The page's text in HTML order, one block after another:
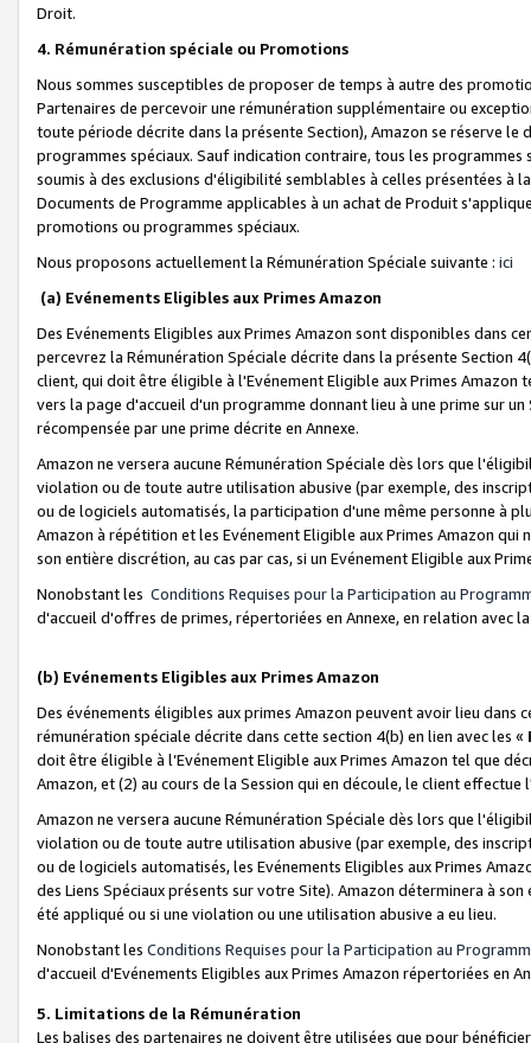
Droit.
4. Rémunération spéciale ou Promotions
Nous sommes susceptibles de proposer de temps à autre des
Partenaires de percevoir une rémunération supplémentaire ou
toute période décrite dans la présente Section), Amazon se réserve
programmes spéciaux. Sauf indication contraire, tous les
soumis à des exclusions d'éligibilité semblables à celles présentées à
Documents de Programme applicables à un achat de Produit
promotions ou programmes spéciaux.
Nous proposons actuellement la Rémunération Spéciale suivante : ici
(a) Evénements Eligibles aux Primes Amazon
Des Evénements Eligibles aux Primes Amazon sont disponibles dans
percevrez la Rémunération Spéciale décrite dans la présente Section
client, qui doit être éligible à l'Evénement Eligible aux Primes Amazon
vers la page d'accueil d'un programme donnant lieu à une prime sur
récompensée par une prime décrite en Annexe.
Amazon ne versera aucune Rémunération Spéciale dès lors que
violation ou de toute autre utilisation abusive (par exemple, des
ou de logiciels automatisés, la participation d'une même personne à
Amazon à répétition et les Evénement Eligible aux Primes Amazon qui
son entière discrétion, au cas par cas, si un Evénement Eligible aux
Nonobstant les Conditions Requises pour la Participation au
d'accueil d'offres de primes, répertoriées en Annexe, en relation avec
(b) Evénements Eligibles aux Primes Amazon
Des événements éligibles aux primes Amazon peuvent avoir lieu dans
rémunération spéciale décrite dans cette section 4(b) en lien avec les «
doit être éligible à l’Evénement Eligible aux Primes Amazon tel que
Amazon, et (2) au cours de la Session qui en découle, le client
Amazon ne versera aucune Rémunération Spéciale dès lors que
violation ou de toute autre utilisation abusive (par exemple, des
ou de logiciels automatisés, les Evénements Eligibles aux Primes
des Liens Spéciaux présents sur votre Site). Amazon déterminera à
été appliqué ou si une violation ou une utilisation abusive a eu lieu.
Nonobstant les Conditions Requises pour la Participation au
d'accueil d'Evénements Eligibles aux Primes Amazon répertoriées en
5. Limitations de la Rémunération
Les balises des partenaires ne doivent être utilisées que pour